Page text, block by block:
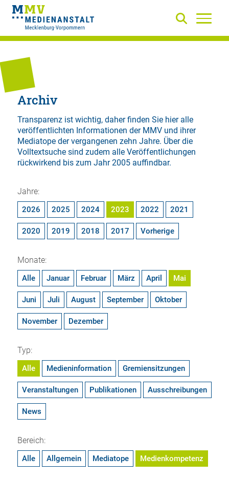
Archiv
Transparenz ist wichtig, daher finden Sie hier alle
veröffentlichten Informationen der MMV und ihrer
Mediatope der vergangenen zehn Jahre. Über die
Volltextsuchesind zudem alle Veröffentlichungen
rückwirkend bis zum Jahr 2005 auffindbar.
Jahre:
2026 2025 2024 2023 2022 2021
2020 2019 2018 2017 Vorherige
Monate:
Alle Januar Februar März April Mai
Juni Juli August September Oktober
November Dezember
Typ:
Alle Medieninformation Gremiensitzungen
Veranstaltungen Publikationen Ausschreibungen
News
Bereich:
Alle Allgemein Mediatope Medienkompetenz